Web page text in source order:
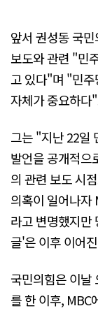
앞서 권성동 국
보도와 관련 "민
고 있다"며 "민주
자체가 중요하다
그는 "지난 22일
발언을 공개적으
의 관련 보도 시
의혹이 일어나자
라고 변명했지만
글'은 이후 이어
국민의힘은 이날
를 한 이후, MBC